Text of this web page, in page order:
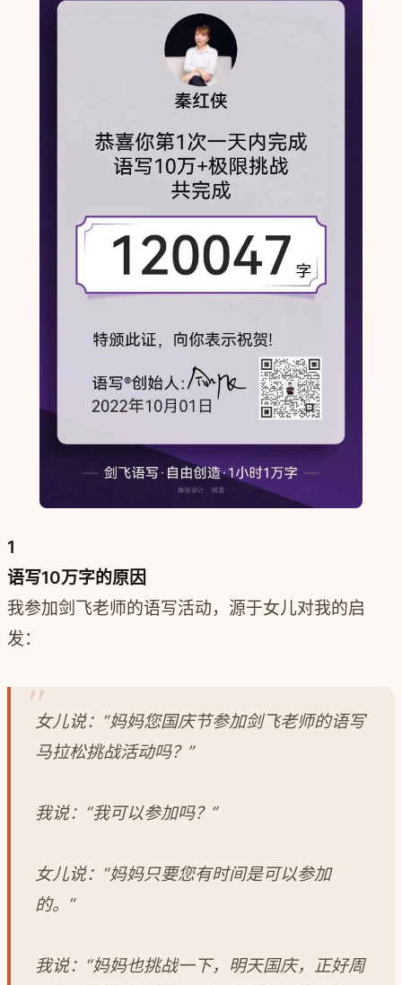
1
语写10万字的原因
我参加剑飞老师的语写活动，源于女儿对我的启
发：
女儿说：“妈妈您国庆节参加剑飞老师的语写
马拉松挑战活动吗？”
我说：“我可以参加吗？”
女儿说：“妈妈只要您有时间是可以参加
的。”
我说：“妈妈也挑战一下，明天国庆，正好周